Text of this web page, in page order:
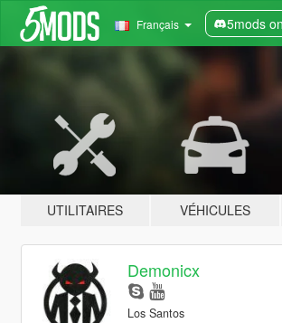
Français 5mods
UTILITAIRES VÉHICULES
Demonicx
Los Santos